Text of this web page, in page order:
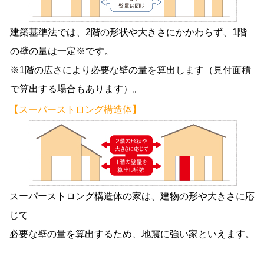
建築基準法では、2階の形状や大きさにかかわらず、1階
の壁の量は一定※です。
※1階の広さにより必要な壁の量を算出します（見付面積
で算出する場合もあります）。
【スーパーストロング構造体】
スーパーストロング構造体の家は、建物の形や大きさに応
じて
必要な壁の量を算出するため、地震に強い家といえます。